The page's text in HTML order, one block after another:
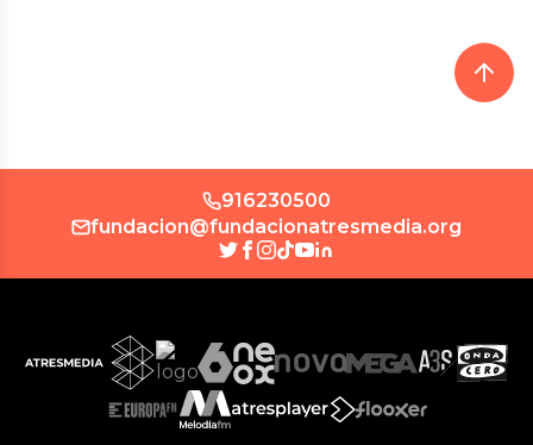
916230500
fundacion@fundacionatresmedia.org